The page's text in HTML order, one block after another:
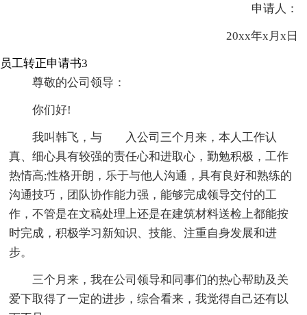
申请人：
20xx年x月x日
员工转正申请书3
尊敬的公司领导：
你们好!
我叫韩飞，与 入公司三个月来，本人工作认
真、细心具有较强的责任心和进取心，勤勉积极，工作
热情高;性格开朗，乐于与他人沟通，具有良好和熟练的
沟通技巧，团队协作能力强，能够完成领导交付的工
作，不管是在文稿处理上还是在建筑材料送检上都能按
时完成，积极学习新知识、技能、注重自身发展和进
步。
三个月来，我在公司领导和同事们的热心帮助及关
爱下取得了一定的进步，综合看来，我觉得自己还有以